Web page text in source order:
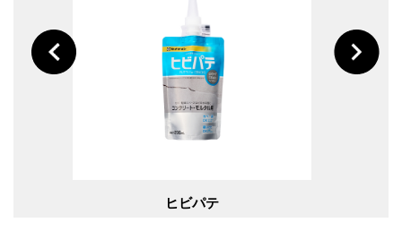
ヒビパテ